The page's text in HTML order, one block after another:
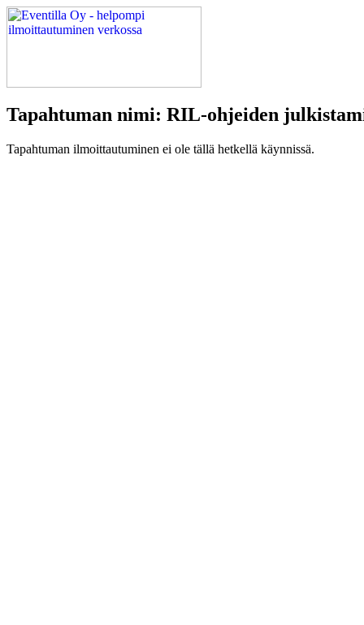
Tapahtuman nimi: RIL-ohjeiden
Tapahtuman ilmoittautuminen ei ole tällä hetkellä käynnissä.